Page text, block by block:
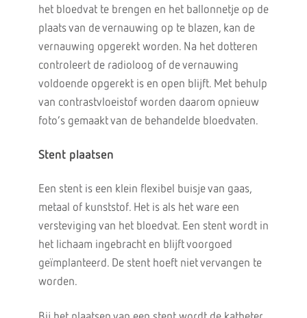
het bloedvat te brengen en het ballonnetje op de
plaats van de vernauwing op te blazen, kan de
vernauwing opgerekt worden. Na het dotteren
controleert de radioloog of de vernauwing
voldoende opgerekt is en open blijft. Met behulp
van contrastvloeistof worden daarom opnieuw
foto’s gemaakt van de behandelde bloedvaten.
Stent plaatsen
Een stent is een klein flexibel buisje van gaas,
metaal of kunststof. Het is als het ware een
versteviging van het bloedvat. Een stent wordt in
het lichaam ingebracht en blijft voorgoed
geïmplanteerd. De stent hoeft niet vervangen te
worden.